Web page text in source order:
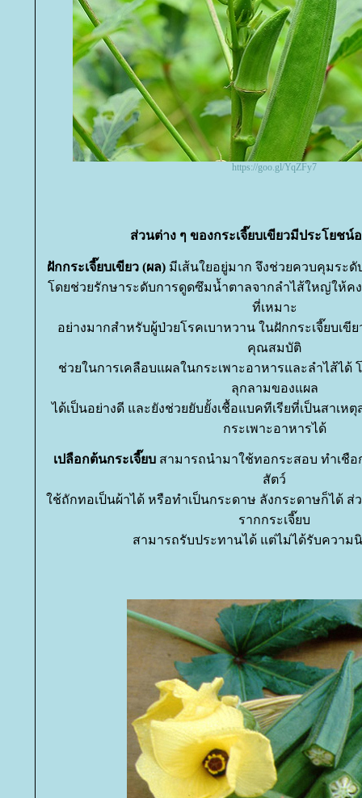
https://goo.gl/YqZFy7
ส่วนต่าง ๆ ของกระเจี๊ยบเขียวมีประโยชน์
ฝักกระเจี๊ยบเขียว (ผล)มีเส้นใยอยู่มาก จึงช่วยควบคุมระดั
ดยช่วยรักษาระดับการดูดซึมน้ำตาลจากลำไส้ใหญ่ให้คง
ที่เหมาะ
อย่างมากสำหรับผู้ป่วยโรคเบาหวาน ในฝักกระเจี๊ยบเขี
คุณสมบัติ
ช่วยในการเคลือบแผลในกระเพาะอาหารและลำไส้ได้
ลุกลามของแผล
ได้เป็นอย่างดี และยังช่วยยับยั้งเชื้อแบคทีเรียที่เป็นสาเห
กระเพาะอาหารได้
เปลือกต้นกระเจี๊ยบสามารถนำมาใช้ทอกระสอบ ทำเชือ
สัตว์
ช้ถักทอเป็นผ้าได้ หรือทำเป็นกระดาษ ลังกระดาษก็ได้ ส่
รากกระเจี๊ยบ
สามารถรับประทานได้ แต่ไม่ได้รับความ